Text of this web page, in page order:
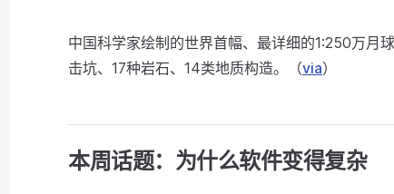
中国科学家绘制的世界首幅、最详细的1:250万月
击坑、17种岩石、14类地质构造。（via）
本周话题：为什么软件变得复杂